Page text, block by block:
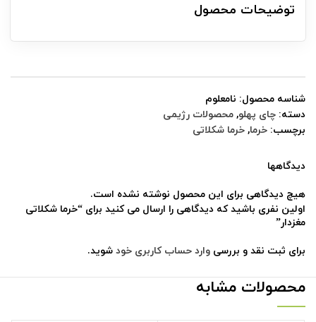
توضیحات محصول
شناسه محصول: نامعلوم
دسته: چای پهلو, محصولات رژیمی
برچسب: خرما, خرما شکلاتی
دیدگاهها
هیچ دیدگاهی برای این محصول نوشته نشده است.
اولین نفری باشید که دیدگاهی را ارسال می کنید برای “خرما شکلاتی
مغزدار”
برای ثبت نقد و بررسی وارد حساب کاربری خود شوید.
محصولات مشابه